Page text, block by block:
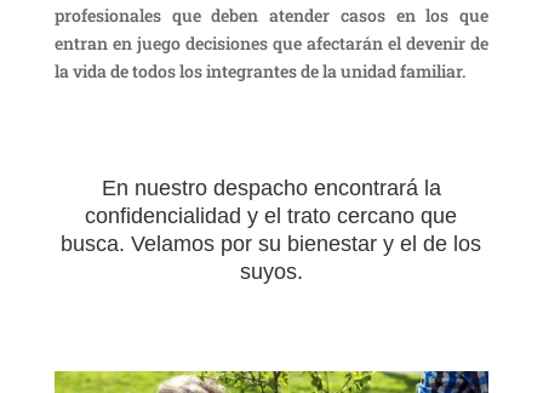
profesionales que deben atender casos en los que
entran en juego decisiones que afectarán el devenir de
la vida de todos los integrantes de la unidad familiar.
En nuestro despacho encontrará la
confidencialidad y el trato cercano que
busca. Velamos por su bienestar y el de los
suyos.